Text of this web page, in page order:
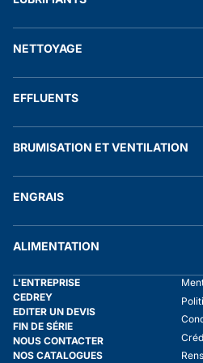
Raccords et autres accessoires
Stockage adblue®
Stockage lubrifiants
NETTOYAGE
Nhp eau chaude
Aspirateurs
Accessoires nhp
EFFLUENTS
Malaxage lisier
Pompes et accessoires lisier
Séparation lisier
BRUMISATION ET VENTILATION
Ventilation
ENGRAIS
ALIMENTATION
Transfert liquide alimentaire
Stockage liquide alimentaire
Tuyaux
L'ENTREPRISE
CEDREY
EDITER UN DEVIS
FIN DE SÉRIE
NOUS CONTACTER
NOS CATALOGUES